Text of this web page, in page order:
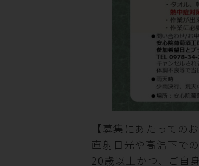
【募集にあたってのお
直射日光や高温下で
20歳以上かつ、ご自